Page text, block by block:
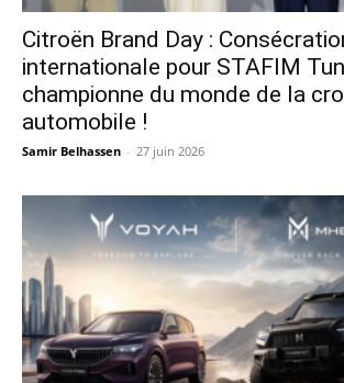
Citroën Brand Day :
internationale pour STAFIM
championne du monde de la
automobile !
Samir Belhassen - 27 juin 2026